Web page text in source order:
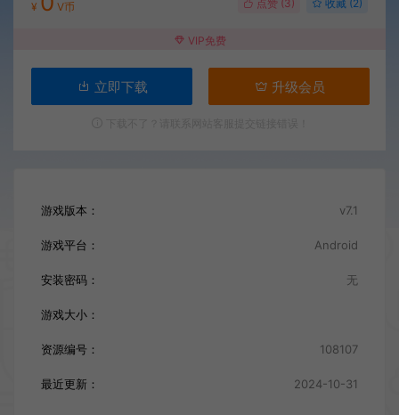
¥ V币 点赞 (3) 收藏 (2)
VIP免费
立即下载 升级会员
游戏版本： v7.1
游戏平台： Android
安装密码： 无
游戏大小：
资源编号： 108107
最近更新： 2024-10-31